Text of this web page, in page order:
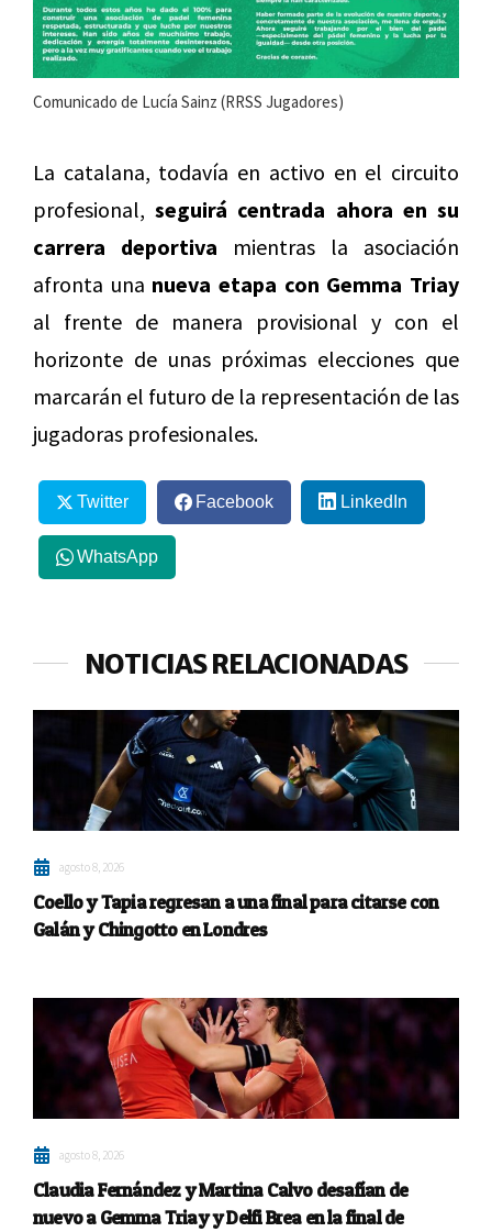
Comunicado de Lucía Sainz (RRSS Jugadores)
La catalana, todavía en activo en el circuito
profesional,seguirá centrada ahora en su
carrera deportiva mientras la asociación
afronta una nueva etapa con Gemma Triay
al frente de manera provisional y con el
horizonte de unas próximas elecciones que
marcarán el futuro de la representación de las
jugadoras profesionales.
Twitter Facebook LinkedIn
WhatsApp
NOTICIAS RELACIONADAS
agosto 8, 2026
Coello y Tapia regresan a una final para citarse con
Galán y Chingotto en Londres
agosto 8, 2026
Claudia Fernández y Martina Calvo desafían de
nuevo a Gemma Triay y Delfi Brea en la final de